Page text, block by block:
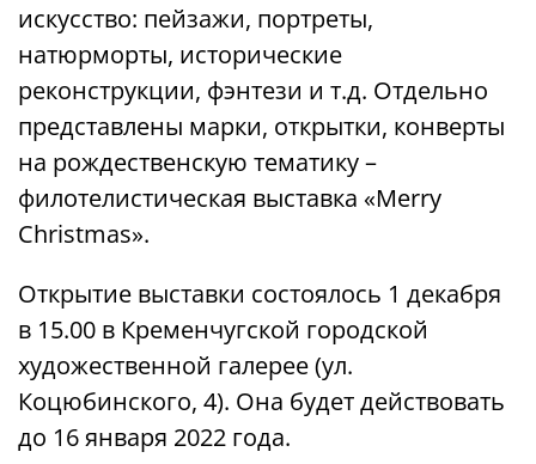
искусство: пейзажи, портреты,
натюрморты, исторические
реконструкции, фэнтези и т.д. Отдельно
представлены марки, открытки, конверты
на рождественскую тематику –
филотелистическая выставка «Merry
Christmas».
Открытие выставки состоялось 1 декабря
в 15.00 в Кременчугской городской
художественной галерее (ул.
Коцюбинского, 4). Она будет действовать
до 16 января 2022 года.